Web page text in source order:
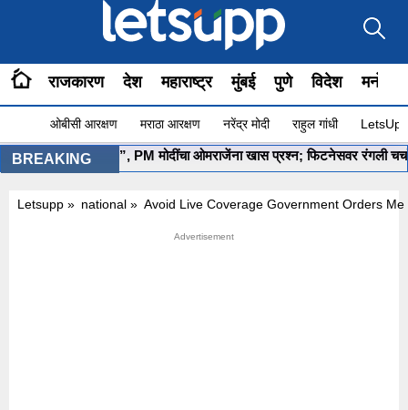
राजकारण देश महाराष्ट्र मुंबई पुणे विदेश
ओबीसी आरक्षण मराठा आरक्षण नरेंद्र मोदी राहुल गांधी
BREAKING
सुरू आहे ना?”, PM मोदींचा ओमराजेंना खास प्रश्न; फिटनेसवर रंगली चर्चा •
Letsupp » national » Avoid Live Coverage Government Orders